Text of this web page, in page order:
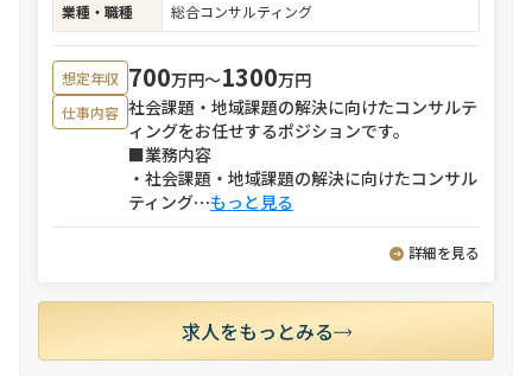
業種・職種
総合コンサルティング
想定年収 700万円〜1300万円
仕事内容 社会課題・地域課題の解決に向けたコンサルテ
ィングをお任せするポジションです。
■業務内容
・社会課題・地域課題の解決に向けたコンサル
ティング⋯もっと見る
詳細を見る
求人をもっとみる